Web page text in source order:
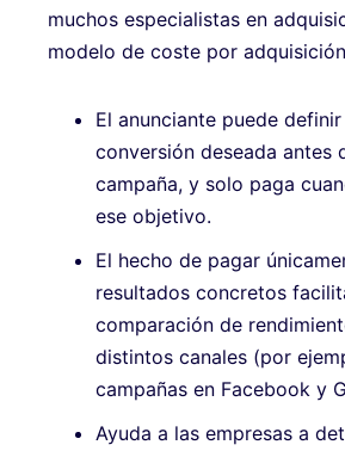
muchos especialistas en
modelo de coste por
El anunciante puede
conversión deseada antes
campaña, y solo paga
ese objetivo.
El hecho de pagar
resultados concretos
comparación de
distintos canales (por
campañas en Facebook y
Ayuda a las empresas a